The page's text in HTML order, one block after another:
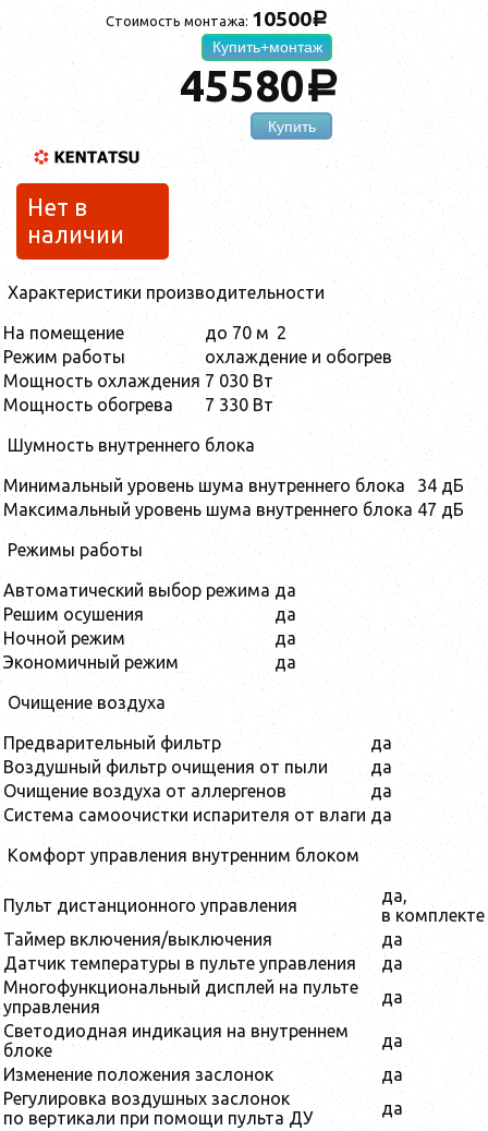
Стоимость монтажа: 10500a
Купить+монтаж
45580a
Купить
Нет в
наличии
Характеристики производительности
На помещение до 70 м 2
Режим работы
охлаждение и обогрев
Мощность охлаждения 7 030 Вт
Мощность обогрева
7 330 Вт
Шумность внутреннего блока
Минимальный уровень шума внутреннего блока
34 дБ
Максимальный уровень шума внутреннего блока 47 дБ
Режимы работы
Автоматический выбор режима да
Решим осушения
да
Ночной режим
да
Экономичный режим
да
Очищение воздуха
Предварительный фильтр
да
Воздушный фильтр очищения от пыли
да
Очищение воздуха от аллергенов
да
Система самоочистки испарителя от влаги да
Комфорт управления внутренним блоком
Пульт дистанционного управления
да,
в комплекте
Таймер включения/выключения
да
Датчик температуры в пульте управления
да
Многофункциональный дисплей на пульте
управления
да
Светодиодная индикация на внутреннем
блоке
да
Изменение положения заслонок
да
Регулировка воздушных заслонок
по вертикали при помощи пульта ДУ
да